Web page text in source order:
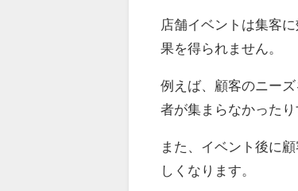
店舗イベントは集客
果を得られません。
例えば、顧客のニー
者が集まらなかったり
また、イベント後に
しくなります。